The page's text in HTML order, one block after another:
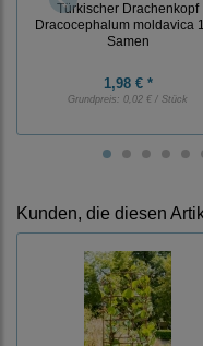
Türkischer Drachenkopf
Dracocephalum moldavica
Samen
1,98 € *
Grundpreis: 0,02 € / Stück
Kunden, die diesen